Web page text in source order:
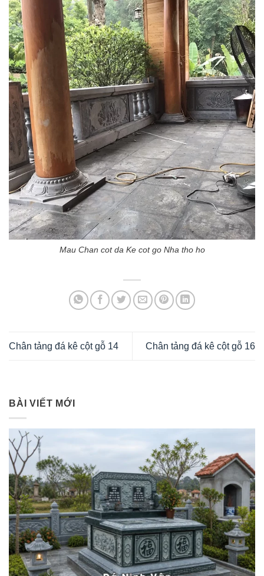
Mau Chan cot da Ke cot go Nha tho ho
Chân tảng đá kê cột gỗ 14 Chân tảng đá kê cột gỗ 16
BÀI VIẾT MỚI